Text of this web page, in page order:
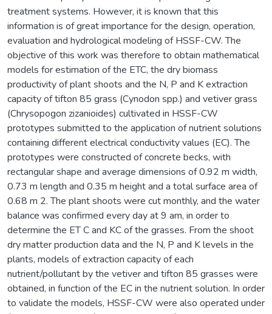
treatment systems. However, it is known that this
information is of great importance for the design, operation,
evaluation and hydrological modeling of HSSF-CW. The
objective of this work was therefore to obtain mathematical
models for estimation of the ETC, the dry biomass
productivity of plant shoots and the N, P and K extraction
capacity of tifton 85 grass (Cynodon spp.) and vetiver grass
(Chrysopogon zizanioides) cultivated in HSSF-CW
prototypes submitted to the application of nutrient solutions
containing different electrical conductivity values (EC). The
prototypes were constructed of concrete becks, with
rectangular shape and average dimensions of 0.92 m width,
0.73 m length and 0.35 m height and a total surface area of
0.68 m 2. The plant shoots were cut monthly, and the water
balance was confirmed every day at 9 am, in order to
determine the ET C and KC of the grasses. From the shoot
dry matter production data and the N, P and K levels in the
plants, models of extraction capacity of each
nutrient/pollutant by the vetiver and tifton 85 grasses were
obtained, in function of the EC in the nutrient solution. In order
to validate the models, HSSF-CW were also operated under